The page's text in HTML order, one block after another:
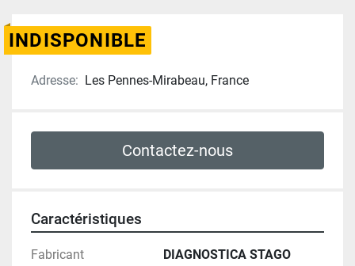
INDISPONIBLE
Adresse: Les Pennes-Mirabeau, France
Contactez-nous
Caractéristiques
Fabricant DIAGNOSTICA STAGO